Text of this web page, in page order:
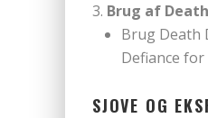
Brug af
Brug Death
Defiance
SJOVE OG